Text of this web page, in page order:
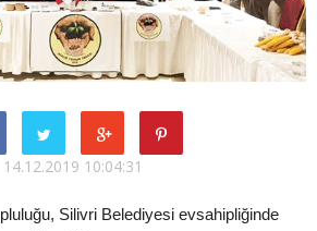
14.12.2019 10:04:31
Silivri Belediyesi evsahipliğinde